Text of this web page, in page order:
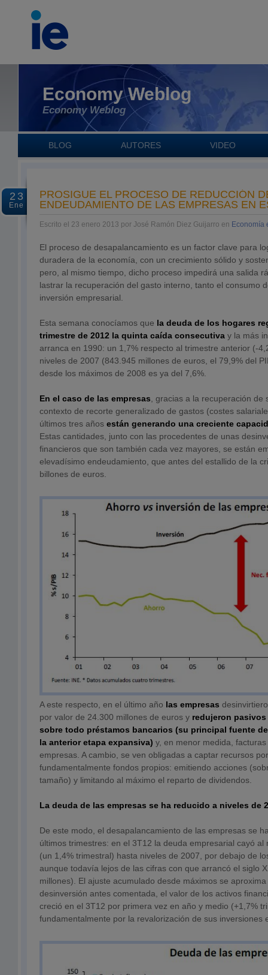
Economy Weblog
Economy Weblog
BLOG AUTORES VIDEO
23
Ene
PROSIGUE EL PROCESO DE REDUCCIÓN
ENDEUDAMIENTO DE LAS EMPRESAS EN
Escrito el 23 enero 2013 por José Ramón Diez Guijarro en Economía
El proceso de desapalancamiento es un factor clave para
duradera de la economía, con un crecimiento sólido y
pero, al mismo tiempo, dicho proceso impedirá una salida
lastrar la recuperación del gasto interno, tanto el consumo
inversión empresarial.
Esta semana conocíamos que la deuda de los hogares
trimestre de 2012 la quinta caída consecutiva y la más
arranca en 1990: un 1,7% respecto al trimestre anterior (-
niveles de 2007 (843.945 millones de euros, el 79,9% del
desde los máximos de 2008 es ya del 7,6%.
En el caso de las empresas , gracias a la recuperación
contexto de recorte generalizado de gastos (costes
últimos tres años están generando una creciente
Estas cantidades, junto con las procedentes de unas
financieros que son también cada vez mayores, se están
elevadísimo endeudamiento, que antes del estallido de la
billones de euros.
A este respecto, en el último año las empresas
por valor de 24.300 millones de euros y redujeron
sobre todo préstamos bancarios (su principal fuente
la anterior etapa expansiva) y, en menor medida,
empresas. A cambio, se ven obligadas a captar recursos
fundamentalmente fondos propios: emitiendo acciones
tamaño) y limitando al máximo el reparto de dividendos.
La deuda de las empresas se ha reducido a niveles de
De este modo, el desapalancamiento de las empresas se
últimos trimestres: en el 3T12 la deuda empresarial cayó al
(un 1,4% trimestral) hasta niveles de 2007, por debajo de
aunque todavía lejos de las cifras con que arrancó el siglo
millones). El ajuste acumulado desde máximos se
desinversión antes comentada, el valor de los activos
creció en el 3T12 por primera vez en año y medio (+1,7%
fundamentalmente por la revalorización de sus inversiones